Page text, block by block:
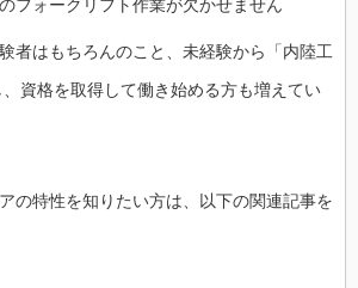
フォークリフト作業が欠かせません
者はもちろんのこと、未経験から「内陸工
資格を取得して働き始める方も増えてい
の特性を知りたい方は、以下の関連記事を